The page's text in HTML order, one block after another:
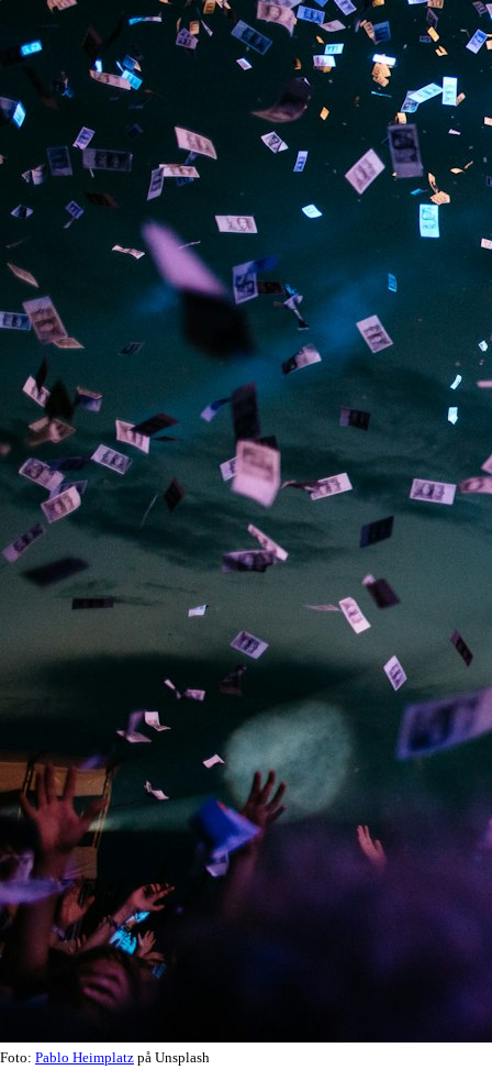
Foto: Pablo Heimplatz på Unsplash